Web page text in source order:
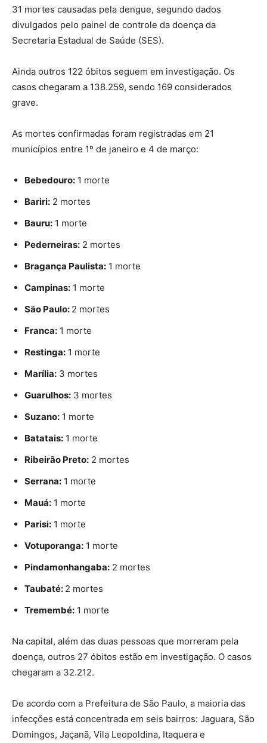
31 mortes causadas pela dengue, segundo dados
divulgados pelo painel de controle da doença da
Secretaria Estadual de Saúde (SES).
Ainda outros 122 óbitos seguem em investigação. Os
casos chegaram a 138.259, sendo 169 considerados
grave.
As mortes confirmadas foram registradas em 21
municípios entre 1º de janeiro e 4 de março:
Bebedouro: 1 morte
Bariri: 2 mortes
Bauru: 1 morte
Pederneiras: 2 mortes
Bragança Paulista: 1 morte
Campinas: 1 morte
São Paulo: 2 mortes
Franca: 1 morte
Restinga: 1 morte
Marília: 3 mortes
Guarulhos: 3 mortes
Suzano: 1 morte
Batatais: 1 morte
Ribeirão Preto: 2 mortes
Serrana: 1 morte
Mauá: 1 morte
Parisi: 1 morte
Votuporanga: 1 morte
Pindamonhangaba: 2 mortes
Taubaté: 2 mortes
Tremembé: 1 morte
Na capital, além das duas pessoas que morreram pela
doença, outros 27 óbitos estão em investigação. O casos
chegaram a 32.212.
De acordo com a Prefeitura de São Paulo, a maioria das
infecções está concentrada em seis bairros: Jaguara, São
Domingos, Jaçanã, Vila Leopoldina, Itaquera e